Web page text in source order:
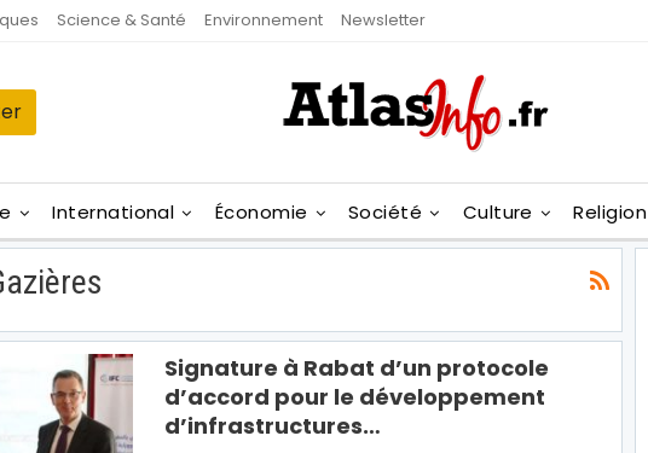
Science & Santé Environnement Newsletter
International Économie Société Culture Religion
Signature à Rabat d’un protocole
d’accord pour le développement
d’infrastructures…